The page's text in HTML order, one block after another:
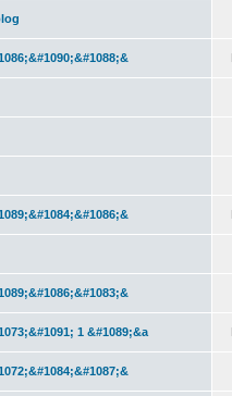
1 &#1089;&a